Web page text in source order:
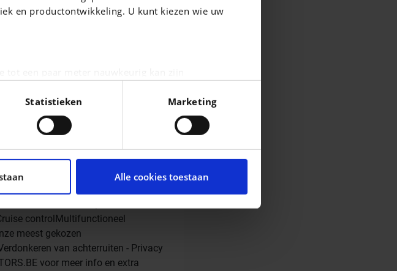
en productontwikkeling. U kunt kiezen wie uw
en stel uw voorkeuren in het
detailgedeeltein. U
Cookieverklaring.
om functies voor social media te bieden en om
uw gebruik van onze site met onze partners voor
gegevens combineren met andere informatie die u
uw gebruik van hun services.
Statistieken Marketing
Alle cookies toestaan
- 18u00Bel ons op: 050-737.911
controlMultifunctioneel
meest gekozen
van achterruiten - Privacy
voor meer info en extra